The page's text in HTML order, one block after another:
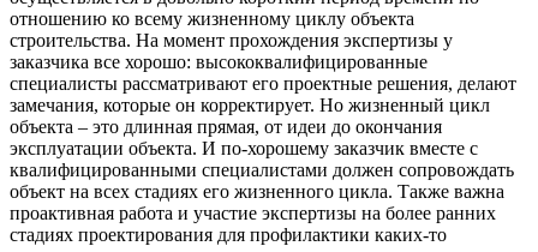
отношению ко всему жизненному циклу объекта
строительства. На момент прохождения экспертизы у
заказчика все хорошо: высококвалифицированные
специалисты рассматривают его проектные решения, делают
замечания, которые он корректирует. Но жизненный цикл
объекта – это длинная прямая, от идеи до окончания
эксплуатации объекта. И по-хорошему заказчик вместе с
квалифицированными специалистами должен сопровождать
объект на всех стадиях его жизненного цикла. Также важна
проактивная работа и участие экспертизы на более ранних
стадиях проектирования для профилактики каких-то